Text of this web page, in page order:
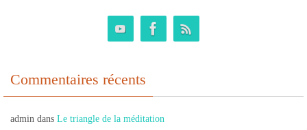
Commentaires récents
admin dans Le triangle de la méditation